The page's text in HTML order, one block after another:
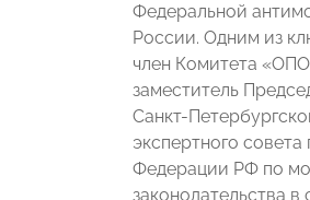
Федеральной
России. Одним из
член Комитета
заместитель
Санкт-
экспертного
Федерации РФ по
законодательства в